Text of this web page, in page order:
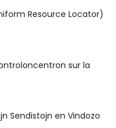
Resource Locator)
sur la
Sendistojn en Vindozo